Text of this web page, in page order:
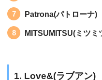
Patrona(パトローナ)
MITSUMITSU(ミツミ
1. Love&(ラブアン)